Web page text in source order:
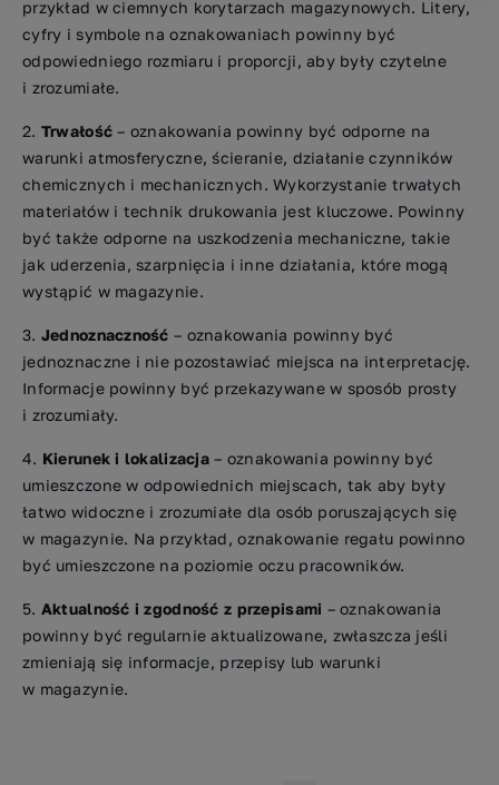
przykład w ciemnych korytarzach magazynowych. Litery,
cyfry i symbole na oznakowaniach powinny być
odpowiedniego rozmiaru i proporcji, aby były czytelne
i zrozumiałe.
Trwałość– oznakowania powinny być odporne na
warunki atmosferyczne, ścieranie, działanie czynników
chemicznych i mechanicznych. Wykorzystanie trwałych
materiałów i technik drukowania jest kluczowe. Powinny
być także odporne na uszkodzenia mechaniczne, takie
jak uderzenia, szarpnięcia i inne działania, które mogą
wystąpić w magazynie.
Jednoznaczność– oznakowania powinny być
jednoznaczne i nie pozostawiać miejsca na interpretację.
Informacje powinny być przekazywane w sposób prosty
i zrozumiały.
Kierunek i lokalizacja – oznakowania powinny być
umieszczone w odpowiednich miejscach, tak aby były
łatwo widoczne i zrozumiałe dla osób poruszających się
w magazynie. Na przykład, oznakowanie regału powinno
być umieszczone na poziomie oczu pracowników.
Aktualność i zgodność z przepisami – oznakowania
powinny być regularnie aktualizowane, zwłaszcza jeśli
zmieniają się informacje, przepisy lub warunki
w magazynie.